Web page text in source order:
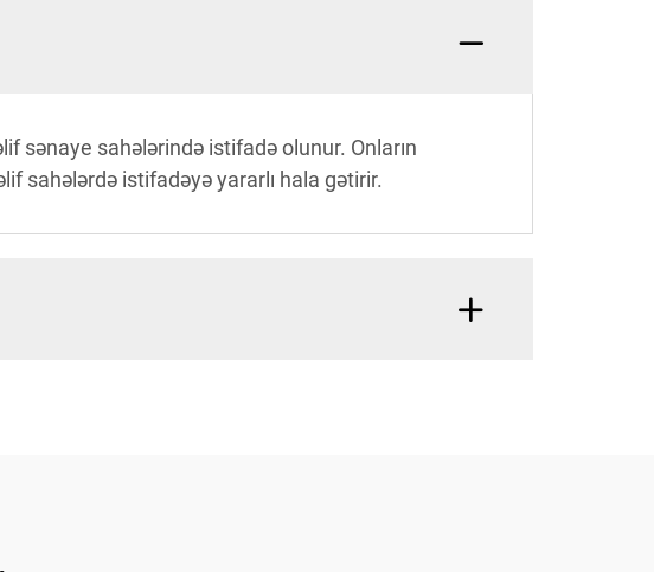
sənaye sahələrində istifadə olunur. Onların
sahələrdə istifadəyə yararlı hala gətirir.